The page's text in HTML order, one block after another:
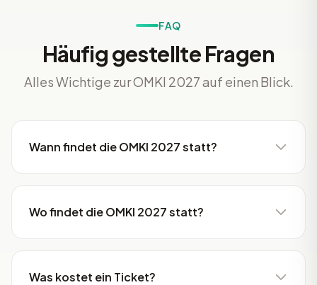
FAQ
Häufig gestellte Fragen
Alles Wichtige zur OMKI 2027 auf einen Blick.
Wann findet die OMKI 2027 statt?
Wo findet die OMKI 2027 statt?
Was kostet ein Ticket?